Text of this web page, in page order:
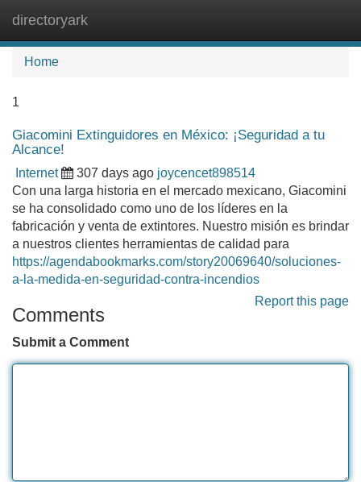
directoryark
Home
1
Giacomini Extinguidores en México: ¡Seguridad a tu
Alcance!
Internet 307 days ago joycencet898514
Con una larga historia en el mercado mexicano, Giacomini
se ha consolidado como uno de los líderes en la
fabricación y venta de extintores. Nuestro misión es brindar
a nuestros clientes herramientas de calidad para
https://agendabookmarks.com/story20069640/soluciones-
a-la-medida-en-seguridad-contra-incendios
Report this page
Comments
Submit a Comment